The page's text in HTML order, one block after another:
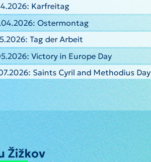
Karfreitag
Ostermontag
Tag der Arbeit
Victory in Europe Day
Saints Cyril and Methodius Day
Žižkov